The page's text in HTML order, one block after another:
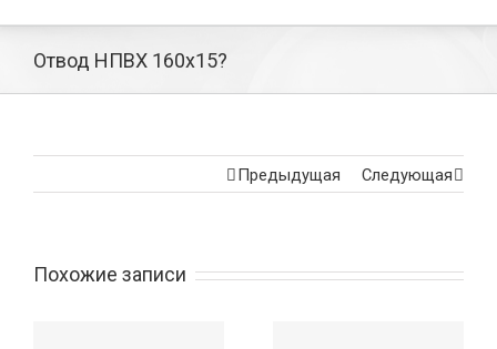
Отвод НПВХ 160х15?
Предыдущая Следующая
Похожие записи